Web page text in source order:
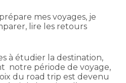
mes voyages, je
lire les retours
à étudier la destination,
notre période de voyage,
du road trip est devenu